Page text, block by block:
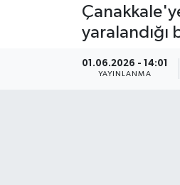
yaralandığı
01.06.2026 - 14:01
YAYINLANMA
Magazin
Resmi İlanlar
Haber Arşivi